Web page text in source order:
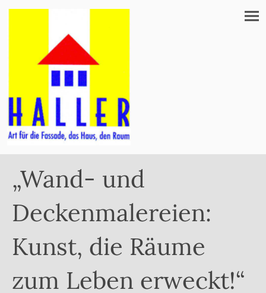
„Wand- und
Deckenmalereien:
Kunst, die Räume
zum Leben erweckt!“